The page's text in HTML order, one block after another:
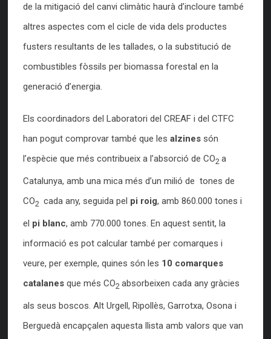
de la mitigació del canvi climàtic haurà d’incloure també
altres aspectes com el cicle de vida dels productes
fusters resultants de les tallades, o la substitució de
combustibles fòssils per biomassa forestal en la
generació d’energia.
Els coordinadors del Laboratori del CREAF i del CTFC
han pogut comprovar també que les alzines són
l’espècie que més contribueix a l’absorció de CO2 a
Catalunya, amb una mica més d’un milió de tones de
CO2 cada any, seguida pel pi roig, amb 860.000 tones i
el pi blanc, amb 770.000 tones. En aquest sentit, la
informació es pot calcular també per comarques i
veure, per exemple, quines són les 10 comarques
catalanes que més CO2 absorbeixen cada any gràcies
als seus boscos. Alt Urgell, Ripollès, Garrotxa, Osona i
Berguedà encapçalen aquesta llista amb valors que van